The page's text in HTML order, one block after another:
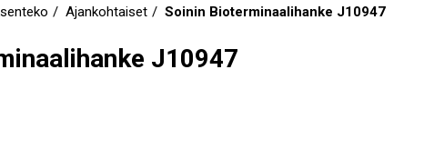
Ajankohtaiset Soinin Bioterminaalihanke J10947
J10947